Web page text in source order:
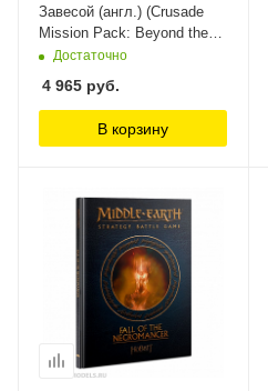
Завесой (англ.) (Crusade
Mission Pack: Beyond the
Veil (Eng)) Games Workshop
Достаточно
4 965 руб.
В корзину